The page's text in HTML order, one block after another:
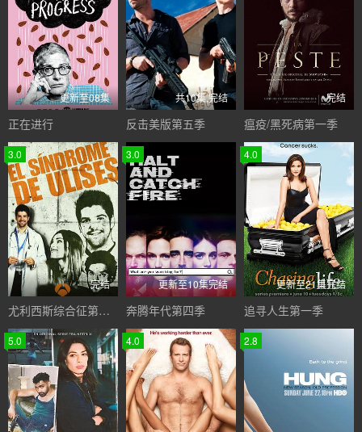
更新至08集
正在进行
共10集,完结
反击美版第五季
完结
瘟疫/黑死病第一季
3.0
完结
尤利西斯综合征第一季
3.0
更新至10集完结
奔腾年代第四季
4.0
更新至21集完结
追寻人生第一季
5.0 4.0 2.8